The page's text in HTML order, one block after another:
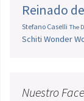
Reinado
Stefano Caselli The
Schiti Wonder
Nuestro